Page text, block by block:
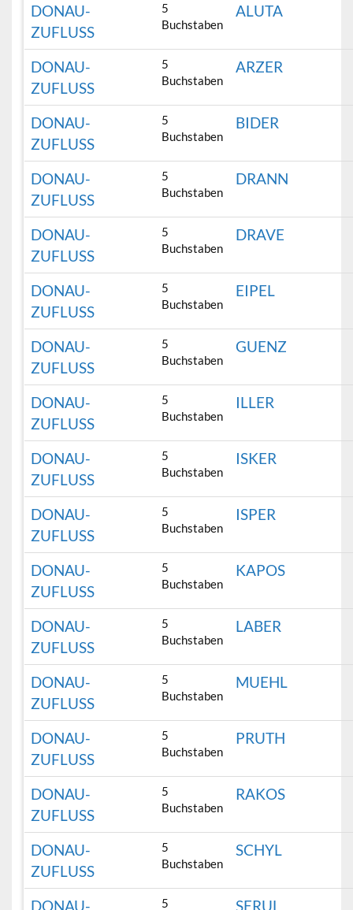
DONAU-
ZUFLUSS
5
Buchstaben
ALUTA
DONAU-
ZUFLUSS
5
Buchstaben
ARZER
DONAU-
ZUFLUSS
5
Buchstaben
BIDER
DONAU-
ZUFLUSS
5
Buchstaben
DRANN
DONAU-
ZUFLUSS
5
Buchstaben
DRAVE
DONAU-
ZUFLUSS
5
Buchstaben
EIPEL
DONAU-
ZUFLUSS
5
Buchstaben
GUENZ
DONAU-
ZUFLUSS
5
Buchstaben
ILLER
DONAU-
ZUFLUSS
5
Buchstaben
ISKER
DONAU-
ZUFLUSS
5
Buchstaben
ISPER
DONAU-
ZUFLUSS
5
Buchstaben
KAPOS
DONAU-
ZUFLUSS
5
Buchstaben
LABER
DONAU-
ZUFLUSS
5
Buchstaben
MUEHL
DONAU-
ZUFLUSS
5
Buchstaben
PRUTH
DONAU-
ZUFLUSS
5
Buchstaben
RAKOS
DONAU-
ZUFLUSS
5
Buchstaben
SCHYL
DONAU- 5 SERUL